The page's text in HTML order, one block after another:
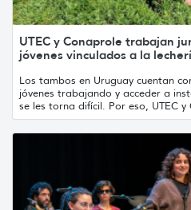
UTEC y Conaprole trabajan
jóvenes vinculados a la
Los tambos en Uruguay cuentan
jóvenes trabajando y acceder a
se les torna difícil. Por eso, UTEC